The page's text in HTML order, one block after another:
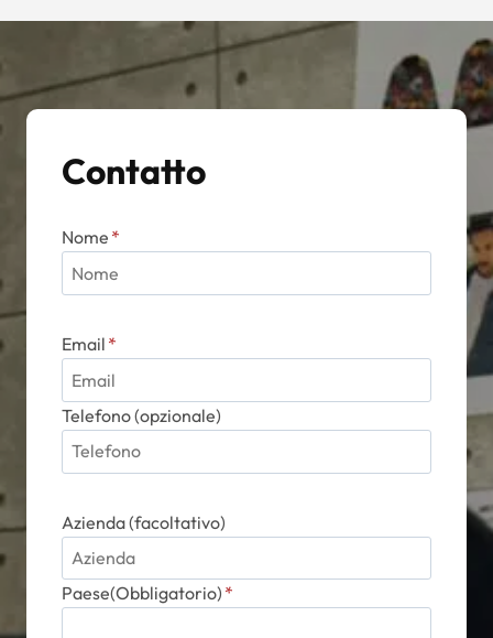
Contatto
Nome *
Email *
Telefono (opzionale)
Azienda (facoltativo)
Paese(Obbligatorio) *